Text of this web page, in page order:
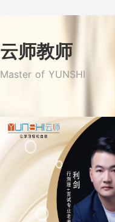
云师教师
Master of YUNSHI